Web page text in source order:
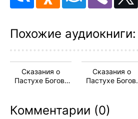
12
16
18
Похожие аудиокниги:
Сказания о
Пастухе Богов.
Сказания о
Пастухе Богов.
Комментарии (0)